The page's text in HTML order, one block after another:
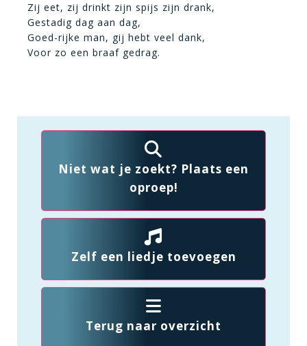
Zij eet, zij drinkt zijn spijs zijn drank,
Gestadig dag aan dag,
Goed-rijke man, gij hebt veel dank,
Voor zo een braaf gedrag.
Niet wat je zoekt? Plaats een
oproep!
Zelf een liedje toevoegen
Terug naar overzicht